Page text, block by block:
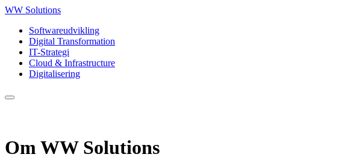
WW Solutions
Softwareudvikling
Digital Transformation
IT-Strategi
Cloud & Infrastructure
Digitalisering
Om WW Solutions